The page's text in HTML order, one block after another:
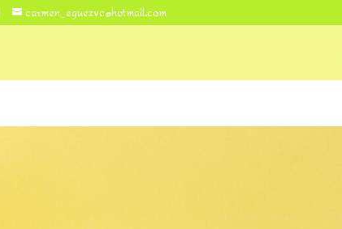
carmen_eguezvc@hotmail.com